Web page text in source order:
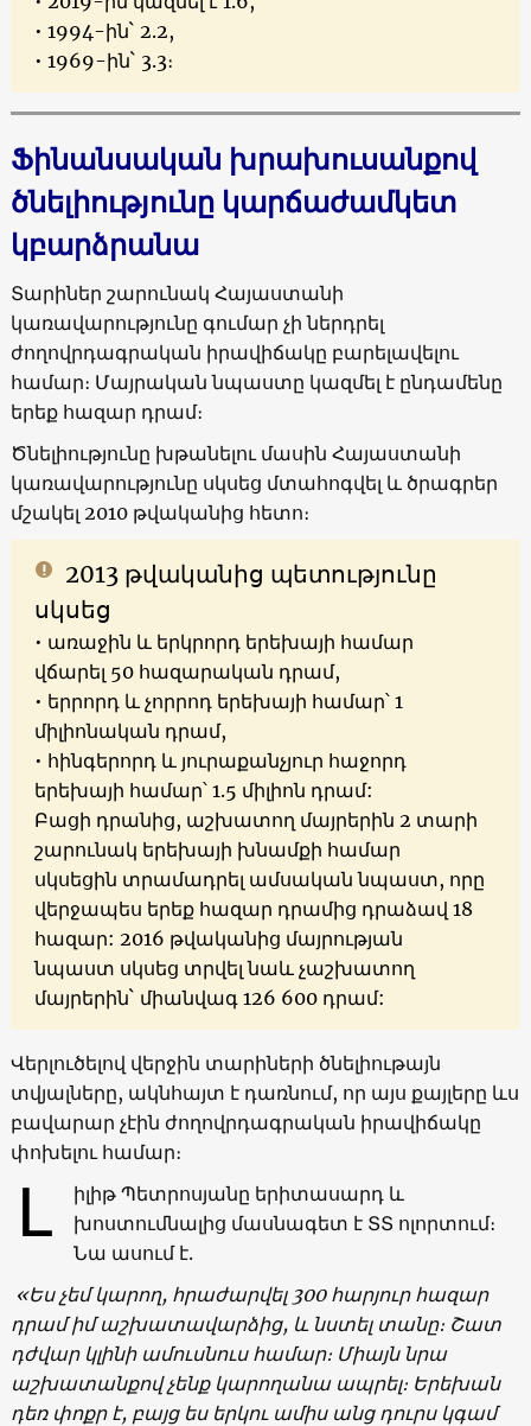
• 1994-ին` 2.2,
• 1969-ին` 3.3։
Ֆինանսական խրախուսանքով
ծնելիությունը կարճաժամկետ
կբարձրանա
Տարիներ շարունակ Հայաստանի
կառավարությունը գումար չի ներդրել
ժողովրդագրական իրավիճակը բարելավելու
համար։ Մայրական նպաստը կազմել է ընդամենը
երեք հազար դրամ։
Ծնելիությունը խթանելու մասին Հայաստանի
կառավարությունը սկսեց մտահոգվել և ծրագրեր
մշակել 2010 թվականից հետո։
2013 թվականից պետությունը
սկսեց
• առաջին և երկրորդ երեխայի համար
վճարել 50 հազարական դրամ,
• երրորդ և չորրոդ երեխայի համար՝ 1
միլիոնական դրամ,
• հինգերորդ և յուրաքանչյուր հաջորդ
երեխայի համար՝ 1.5 միլիոն դրամ:
Բացի դրանից, աշխատող մայրերին 2 տարի
շարունակ երեխայի խնամքի համար
սկսեցին տրամադրել ամսական նպաստ, որը
վերջապես երեք հազար դրամից դրաձավ 18
հազար: 2016 թվականից մայրության
նպաստ սկսեց տրվել նաև չաշխատող
մայրերին` միանվագ 126 600 դրամ:
Վերլուծելով վերջին տարիների ծնելիութայն
տվյալները, ակնհայտ է դառնում, որ այս քայլերը ևս
բավարար չէին ժողովրդագրական իրավիճակը
փոխելու համար։
Լ
իլիթ Պետրոսյանը երիտասարդ և
խոստումնալից մասնագետ է ՏՏ ոլորտում։
Նա ասում է.
«Ես չեմ կարող, հրաժարվել300 հարյուր հազար
դրամ իմ աշխատավարձից, և նստել տանը։ Շատ
դժվար կլինի ամուսնուս համար։ Միայն նրա
աշխատանքով չենք կարողանա ապրել։ Երեխան
դեռ փոքր է, բայց ես երկու ամիս անց դուրս կգամ